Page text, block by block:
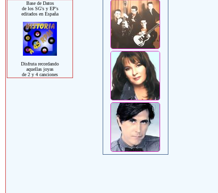
Base de Datos
de los SG's y EP's
editados en España
Disfruta recordando
aquellas joyas
de 2 y 4 canciones